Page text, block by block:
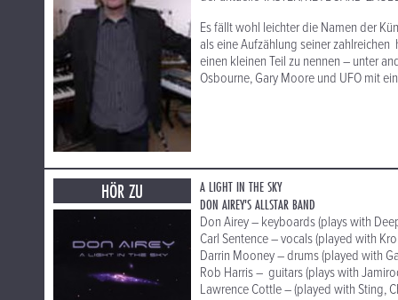
Es fällt wohl leichter die Namen der
als eine Aufzählung seiner
einen kleinen Teil zu nennen – unter
Osbourne, Gary Moore und UFO mit
HÖR ZU
A LIGHT IN THE SKY
DON AIREY'S ALLSTAR BAND
Don Airey – keyboards (plays with
Carl Sentence – vocals (played with
Darrin Mooney – drums (played with
Rob Harris – guitars (plays with
Lawrence Cottle – (played with Sting,